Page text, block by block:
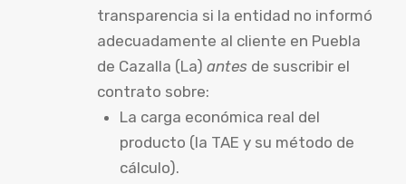
transparencia si la entidad no informó
adecuadamente al cliente en Puebla
de Cazalla (La) antes de suscribir el
contrato sobre:
La carga económica real del
producto (la TAE y su método de
cálculo).